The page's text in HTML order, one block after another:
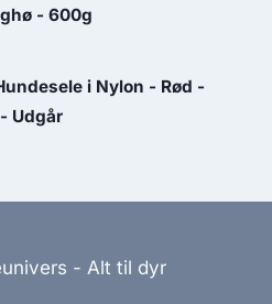
- 600g
i Nylon - Rød -
Udgår
- Alt til dyr